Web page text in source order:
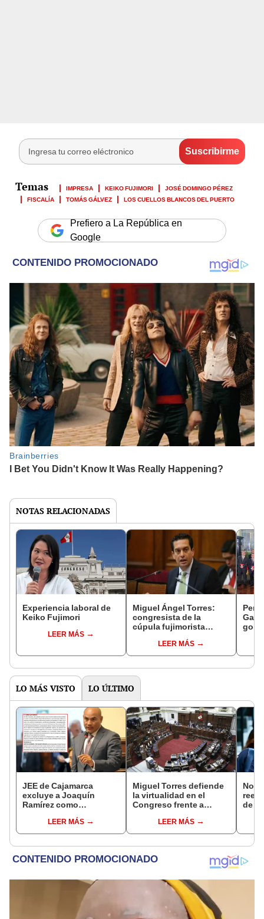
IMPRESA KEIKO FUJIMORI
JOSÉ DOMINGO PÉREZ
FISCALÍA
TOMÁS GÁLVEZ LOS CUELLOS BLANCOS DEL PUERTO
Prefiero a La República en
Google
NOTAS RELACIONADAS
Experiencia laboral de
Keiko Fujimori
LEER MÁS
Miguel Ángel Torres:
congresista de la
cúpula fujimorista
del SenadoLEER MÁS
LO MÁS VISTO LO ÚLTIMO
JEE de Cajamarca
excluye a Joaquín
Ramírez como
regional por ocultar
sentencia
LEER MÁS
Miguel Torres defiende
la virtualidad en el
Congreso frente a
plantea la
presencialidad
LEER MÁS
de